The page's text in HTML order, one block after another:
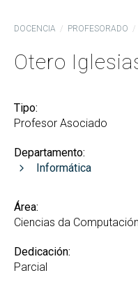
DOCENCIA PROFESORADO
Otero
Tipo:
Profesor Asociado
Departamento:
Informática
Área:
Ciencias da
Dedicación:
Parcial